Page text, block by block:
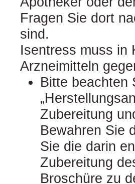
Fragen Sie dort
sind.
Isentress muss in
Arzneimitteln
Bitte beachten
Zubereitung
Bewahren Sie
Sie die darin
Zubereitung
Broschüre zu